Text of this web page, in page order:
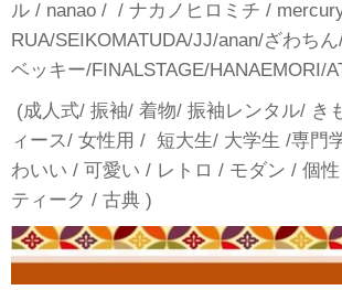
ル / nanao / / ナカノヒロミチ /
RUA/SEIKOMATUDA/JJ/anan/ざわち
ベッキー/FINALSTAGE/HANAEMORI/
(成人式/ 振袖/ 着物/ 振袖レンタル/ き
ィース/ 女性用 / 短大生/ 大学生 /専門
わいい / 可愛い / レトロ / モダン / 個
ティーク / 古典 )